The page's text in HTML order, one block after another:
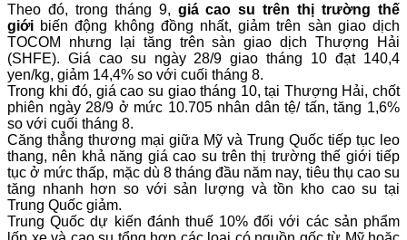
Theo đó, trong tháng 9, giá cao su trên thị trường thế
giới biến động không đồng nhất, giảm trên sàn giao dịch
TOCOM nhưng lại tăng trên sàn giao dịch Thượng Hải
(SHFE). Giá cao su ngày 28/9 giao tháng 10 đạt 140,4
yen/kg, giảm 14,4% so với cuối tháng 8.
Trong khi đó, giá cao su giao tháng 10, tại Thượng Hải, chốt
phiên ngày 28/9 ở mức 10.705 nhân dân tệ/ tấn, tăng 1,6%
so với cuối tháng 8.
Căng thẳng thương mại giữa Mỹ và Trung Quốc tiếp tục leo
thang, nên khả năng giá cao su trên thị trường thế giới tiếp
tục ở mức thấp, mặc dù 8 tháng đầu năm nay, tiêu thụ cao su
tăng nhanh hơn so với sản lượng và tồn kho cao su tại
Trung Quốc giảm.
Trung Quốc dự kiến đánh thuế 10% đối với các sản phẩm